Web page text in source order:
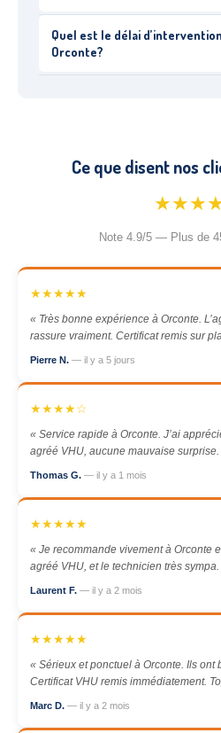
Quel est le délai
Orconte?
Ce que disent nos
Note 4.9/5 — Plus de
★★★★★
« Très bonne expérience à Orconte.
rassure vraiment. Certificat remis sur
Pierre N. — il y a 5 jours
★★★★☆
« Service rapide à Orconte. J’ai
agréé VHU, aucune mauvaise surprise.
Thomas G. — il y a 1 mois
★★★★★
« Je recommande vivement à Orconte
agréé VHU, et le technicien très sympa.
Laurent F. — il y a 2 mois
★★★★★
« Sérieux et ponctuel à Orconte. Ils ont
Certificat VHU remis immédiatement.
Marc D. — il y a 2 mois